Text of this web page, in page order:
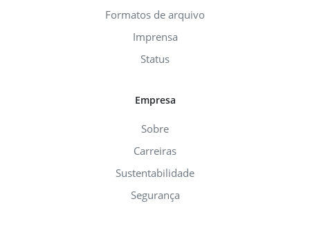
Formatos de arquivo
Imprensa
Status
Empresa
Sobre
Carreiras
Sustentabilidade
Segurança